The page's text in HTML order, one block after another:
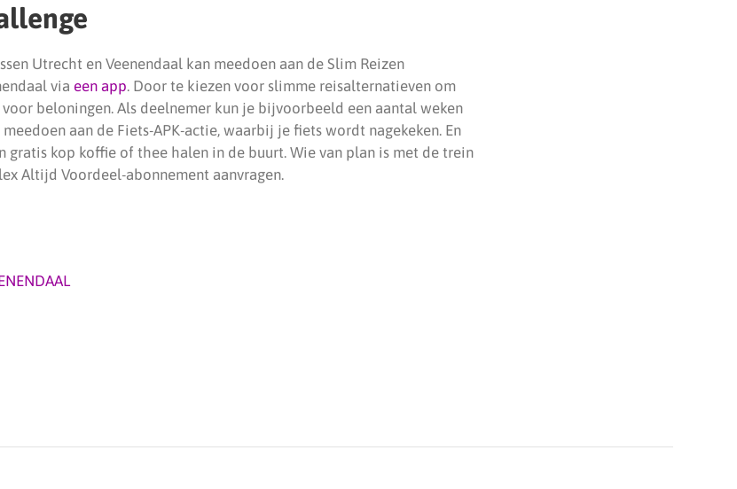
Utrecht en Veenendaal kan meedoen aan de Slim Reizen
via een app. Door te kiezen voor slimme reisalternatieven om
beloningen. Als deelnemer kun je bijvoorbeeld een aantal weken
aan de Fiets-APK-actie, waarbij je fiets wordt nagekeken. En
gratis kop koffie of thee halen in de buurt. Wie van plan is met de trein
Altijd Voordeel-abonnement aanvragen.